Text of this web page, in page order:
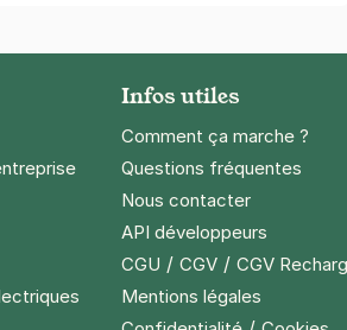
Infos utiles
Comment ça marche ?
Questions fréquentes
Nous contacter
API développeurs
CGU / CGV/ CGV
Mentions légales